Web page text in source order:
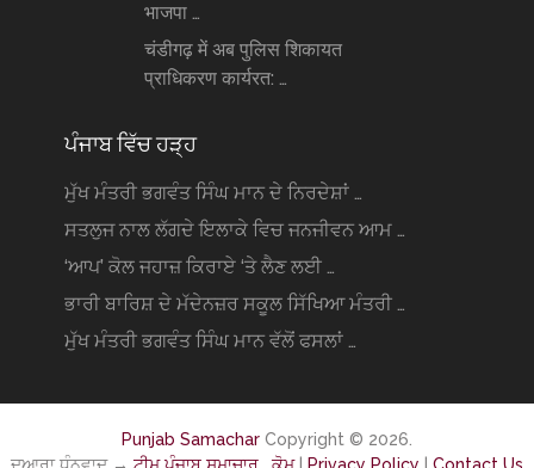
भाजपा …
चंडीगढ़ में अब पुलिस शिकायत
प्राधिकरण कार्यरत: …
ਪੰਜਾਬ ਵਿੱਚ ਹੜ੍ਹ
ਮੁੱਖ ਮੰਤਰੀ ਭਗਵੰਤ ਸਿੰਘ ਮਾਨ ਦੇ ਨਿਰਦੇਸ਼ਾਂ …
ਸਤਲੁਜ ਨਾਲ ਲੱਗਦੇ ਇਲਾਕੇ ਵਿਚ ਜਨਜੀਵਨ ਆਮ …
‘ਆਪ’ ਕੋਲ ਜਹਾਜ਼ ਕਿਰਾਏ ‘ਤੇ ਲੈਣ ਲਈ …
ਭਾਰੀ ਬਾਰਿਸ਼ ਦੇ ਮੱਦੇਨਜ਼ਰ ਸਕੂਲ ਸਿੱਖਿਆ ਮੰਤਰੀ …
ਮੁੱਖ ਮੰਤਰੀ ਭਗਵੰਤ ਸਿੰਘ ਮਾਨ ਵੱਲੋਂ ਫਸਲਾਂ …
Punjab SamacharCopyright © 2026.